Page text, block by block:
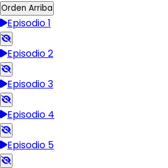
Orden Arriba
Episodio 1
Episodio 2
Episodio 3
Episodio 4
Episodio 5